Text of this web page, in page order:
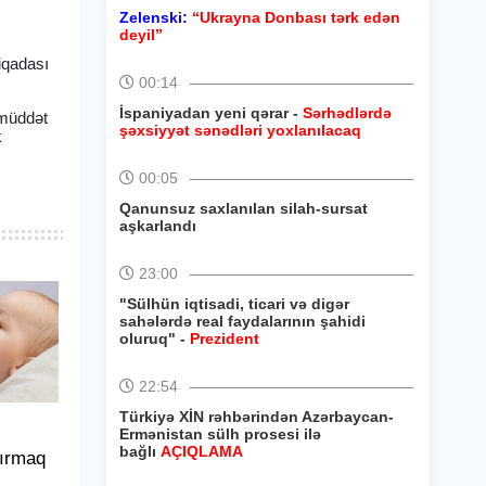
Zelenski: “Ukrayna Donbası tərk edən
deyil”
00:14
İspaniyadan yeni qərar - Sərhədlərdə
şəxsiyyət sənədləri yoxlanılacaq
00:05
Qanunsuz saxlanılan silah-sursat
aşkarlandı
23:00
"Sülhün iqtisadi, ticari və digər
sahələrdə real faydalarının şahidi
oluruq" - Prezident
22:54
Türkiyə XİN rəhbərindən Azərbaycan-
Ermənistan sülh prosesi ilə
bağlı AÇIQLAMA